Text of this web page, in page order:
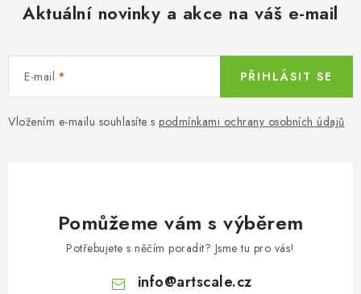
Aktuální novinky a akce na váš e-mail
E-mail
Vložením e-mailu souhlasíte s podmínkami ochrany osobních údajů
PŘIHLÁSIT SE
Pomůžeme vám s výběrem
Potřebujete s něčím poradit? Jsme tu pro vás!
info@artscale.cz